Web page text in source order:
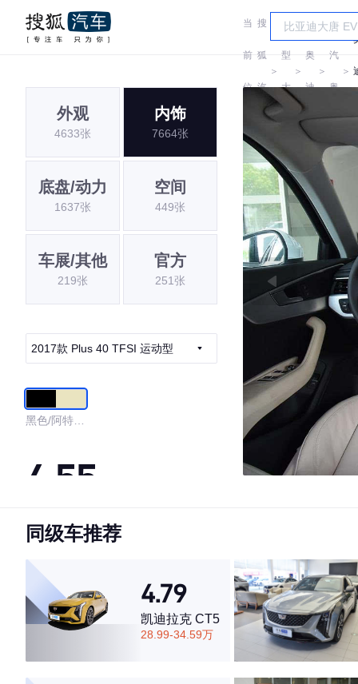
当
前
位
搜
狐
汽
车
＞
车
型
大
＞
奥
迪
＞
一
汽
奥
迪
＞
外观
4633张
内饰
7664张
底盘/动力
1637张
空间
449张
车展/其他
219张
官方
251张
2017款 Plus 40 TFSI 运动型
黑色/阿特拉
4.55
·外观表现一般，低于60%同级车
·空间表现一般，低于63%同级车
同级车推荐
4.79
凯迪拉克 CT5
28.99-34.59万